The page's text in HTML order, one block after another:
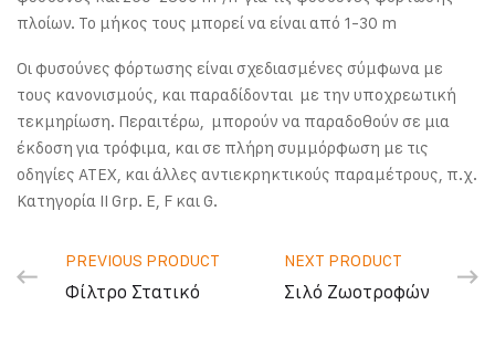
πλοίων. Το μήκος τους μπορεί να είναι από 1-30 m
Οι φυσούνες φόρτωσης είναι σχεδιασμένες σύμφωνα με
τους κανονισμούς, και παραδίδονται με την υποχρεωτική
τεκμηρίωση. Περαιτέρω, μπορούν να παραδοθούν σε μια
έκδοση για τρόφιμα, και σε πλήρη συμμόρφωση με τις
οδηγίες ATEX, και άλλες αντιεκρηκτικούς παραμέτρους, π.χ.
Κατηγορία II Grp. Ε, F και G.
PREVIOUS PRODUCT
Φίλτρο Στατικό
NEXT PRODUCT
Σιλό Ζωοτροφών